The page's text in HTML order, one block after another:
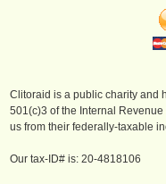
Clitoraid is a public charity and
501(c)3 of the Internal
us from their federally-taxable
Our tax-ID# is: 20-4818106